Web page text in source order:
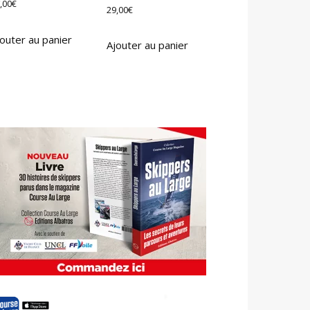
€
au panier
29,00€
Ajouter au panier